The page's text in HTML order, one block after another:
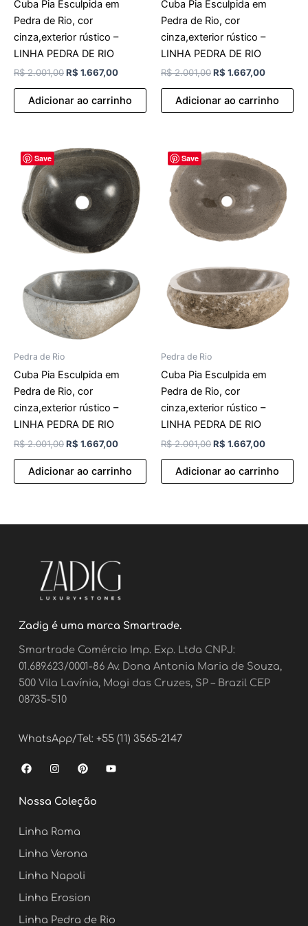
Cuba Pia Esculpida em
Pedra de Rio, cor
cinza,exterior rústico –
LINHA PEDRA DE RIO
R$2.001,00R$ 1.667,00
Adicionar ao carrinho
Cuba Pia Esculpida em
Pedra de Rio, cor
cinza,exterior rústico –
LINHA PEDRA DE RIO
R$2.001,00R$ 1.667,00
Adicionar ao carrinho
Save
Pedra de Rio
Cuba Pia Esculpida em
Pedra de Rio, cor
cinza,exterior rústico –
LINHA PEDRA DE RIO
R$2.001,00
O
preço
original
era:
R$ 2.001,00.
R$ 1.667,00
preço
atual
é:
R$ 1.667,00.
Adicionar ao carrinho
Save
Pedra de Rio
Cuba Pia Esculpida em
Pedra de Rio, cor
cinza,exterior rústico –
LINHA PEDRA DE RIO
R$2.001,00
preço
era:
R$ 2.001,00.
R$ 1.667,00
atual
R$
Adicionar ao carrinho
Zadig é uma marca Smartrade.
Smartrade Comércio Imp. Exp. Ltda CNPJ:
01.689.623/0001-86 Av. Dona Antonia Maria de Souza,
500 Vila Lavínia, Mogi das Cruzes, SP – Brazil CEP
08735-510
WhatsApp/Tel: +55 (11) 3565-2147
F
a
e
b
o
k
I
n
t
a
r
a
m
P
i
t
e
Y
o
Nossa Coleção
Linha Roma
Linha Verona
Linha Napoli
Linha Erosion
Linha Pedra de Rio